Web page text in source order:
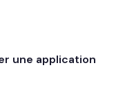
une application